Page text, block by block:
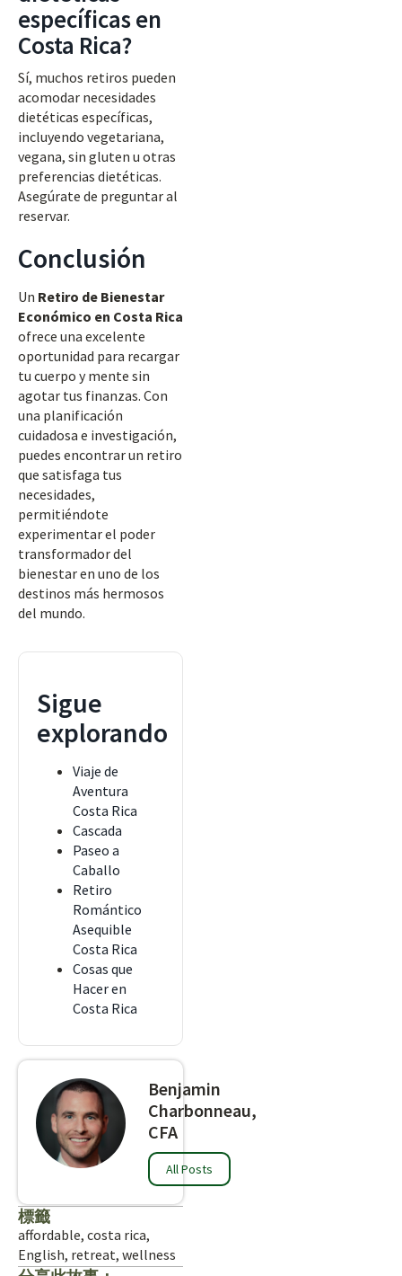
específicas en
Costa Rica?
Sí, muchos retiros pueden
acomodar necesidades
dietéticas específicas,
incluyendo vegetariana,
vegana, sin gluten u otras
preferencias dietéticas.
Asegúrate de preguntar al
reservar.
Conclusión
Un Retiro de Bienestar
Económico en Costa Rica
ofrece una excelente
oportunidad para recargar
tu cuerpo y mente sin
agotar tus finanzas. Con
una planificación
cuidadosa e investigación,
puedes encontrar un retiro
que satisfaga tus
necesidades,
permitiéndote
experimentar el poder
transformador del
bienestar en uno de los
destinos más hermosos
del mundo.
Sigue
explorando
Viaje de
Aventura
Costa Rica
Cascada
Paseo a
Caballo
Retiro
Romántico
Asequible
Costa Rica
Cosas que
Hacer en
Costa Rica
Benjamin
Charbonneau,
CFA
All Posts
標籤
affordable, costa rica,
English, retreat, wellness